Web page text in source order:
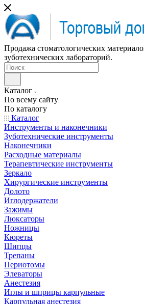
Продажа стоматологических
зуботехнических лабораторий.
Каталог
По всему сайту
По каталогу
Каталог
Инструменты и наконечники
Зуботехнические инструменты
Наконечники
Расходные материалы
Терапевтические инструменты
Зеркало
Хирургические инструменты
Долото
Иглодержатели
Зажимы
Люксаторы
Ножницы
Кюреты
Шипцы
Трепаны
Периотомы
Элеваторы
Анестезия
Иглы и шприцы карпульные
Карпульная анестезия